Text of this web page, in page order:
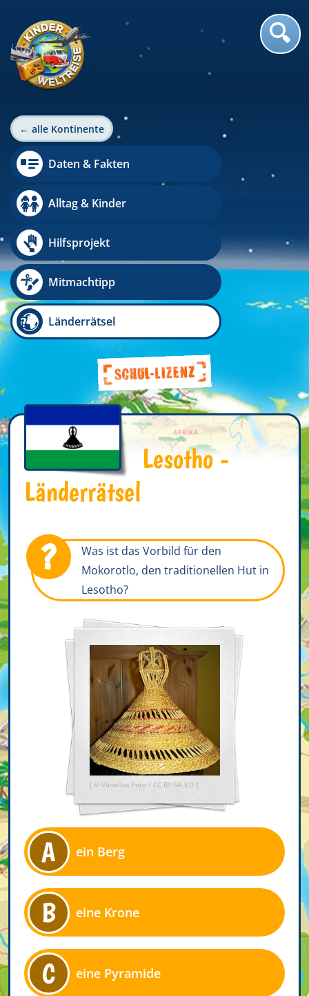
← alle Kontinente
Daten & Fakten
Alltag & Kinder
Hilfsprojekt
Mitmachtipp
Länderrätsel
Lesotho -
Länderrätsel
?
Was ist das Vorbild für den
Mokorotlo, den traditionellen Hut in
Lesotho?
[ © Vanellus Foto / CC BY-SA 3.0 ]
A ein Berg
B eine Krone
C eine Pyramide